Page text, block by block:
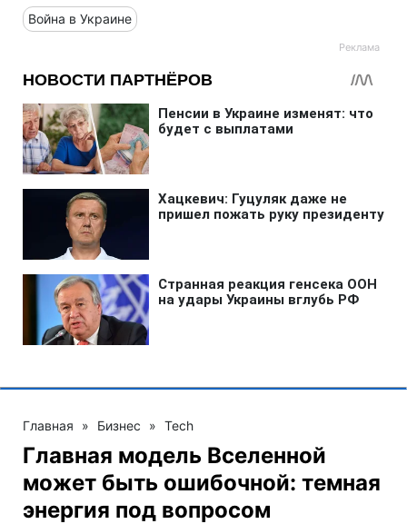
Война в Украине
Главная » Бизнес » Tech
Главная модель Вселенной
может быть ошибочной: темная
энергия под вопросом